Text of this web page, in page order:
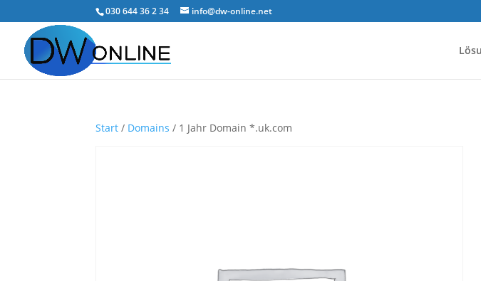
030 644 36 2 34 info@dw-online.net
Start / Domains / 1 Jahr Domain *.uk.com